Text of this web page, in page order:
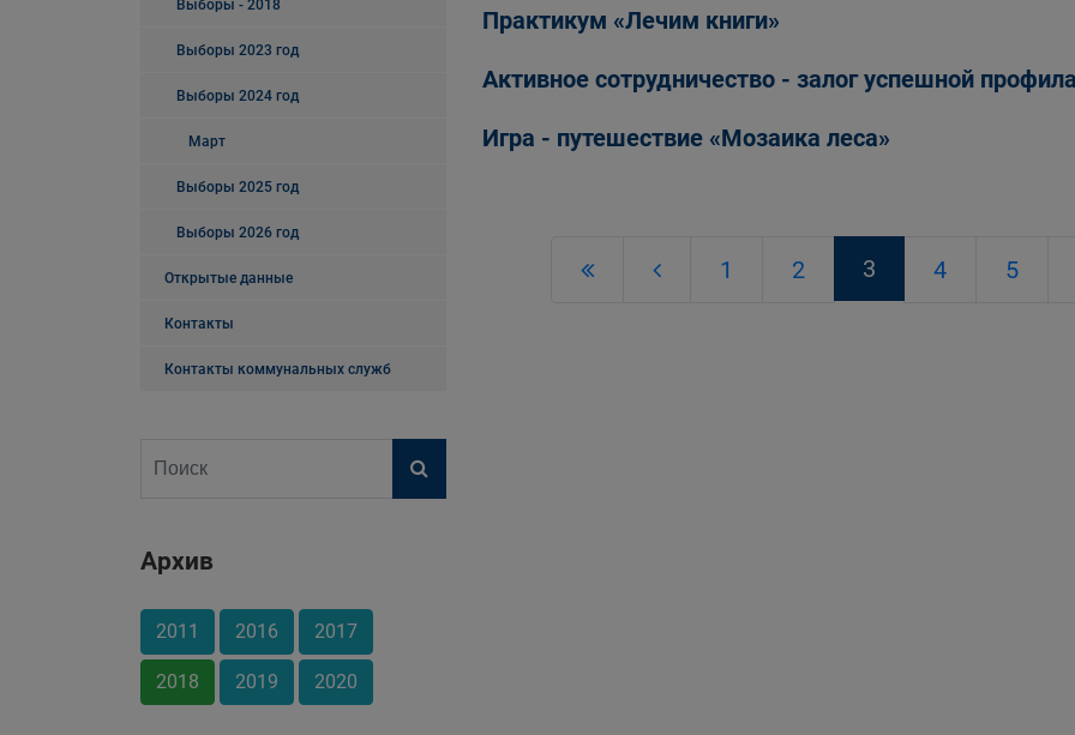
Выборы - 2018
Выборы 2023 год
Выборы 2024 год
Март
Выборы 2025 год
Выборы 2026 год
Открытые данные
Контакты
Контакты коммунальных служб
Архив
2011 2016 2017
2018 2019 2020
Практикум «Лечим книги»
Активное сотрудничество - залог успешной
Игра - путешествие «Мозаика леса»
1 2 3 4 5